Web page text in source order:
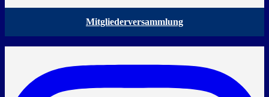
Mitgliederversammlung